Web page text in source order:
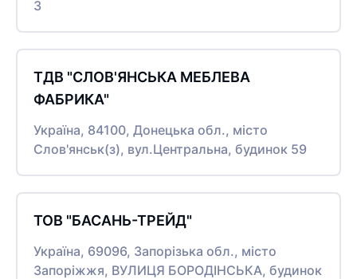
3
ТДВ "СЛОВ'ЯНСЬКА МЕБЛЕВА
ФАБРИКА"
Україна, 84100, Донецька обл., місто
Слов'янськ(з), вул.Центральна, будинок 59
ТОВ "БАСАНЬ-ТРЕЙД"
Україна, 69096, Запорізька обл., місто
Запоріжжя, ВУЛИЦЯ БОРОДІНСЬКА, будинок